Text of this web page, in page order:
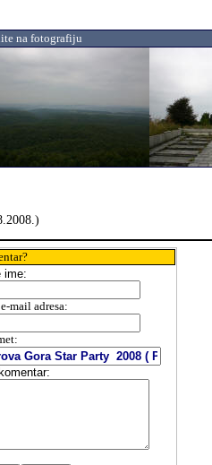
na fotografiju
.2008. )
ime:
mail adresa:
: